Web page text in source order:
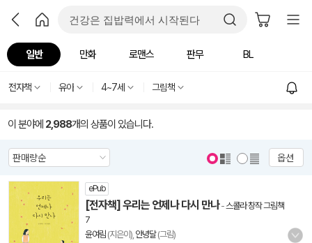
일반 만화 로맨스 판무 BL
전자책 유아 4~7세 그림책
이 분야에 2,988개의 상품이 있습니다.
옵션
ePub
[전자책] 우리는 언제나 다시 만나-스콜라 창작 그림책
7
윤여림 (지은이), 안녕달(그림)